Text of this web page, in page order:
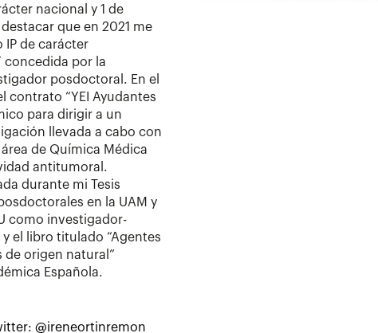
nacional y 1 de
que en 2021 me
de carácter
concedida por la
posdoctoral. En el
contrato “YEI Ayudantes
para dirigir a un
llevada a cabo con
de Química Médica
antitumoral.
durante mi Tesis
en la UAM y
como investigador-
el libro titulado “Agentes
origen natural”
Española.
@ireneortinremon